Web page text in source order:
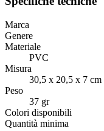
Marca
Genere
Materiale
PVC
Misura
30,5 x 20,5 x 7 cm
Peso
37 gr
Colori disponibili
Quantità minima